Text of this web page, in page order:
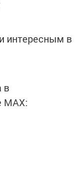
интересным в
в
MАХ: